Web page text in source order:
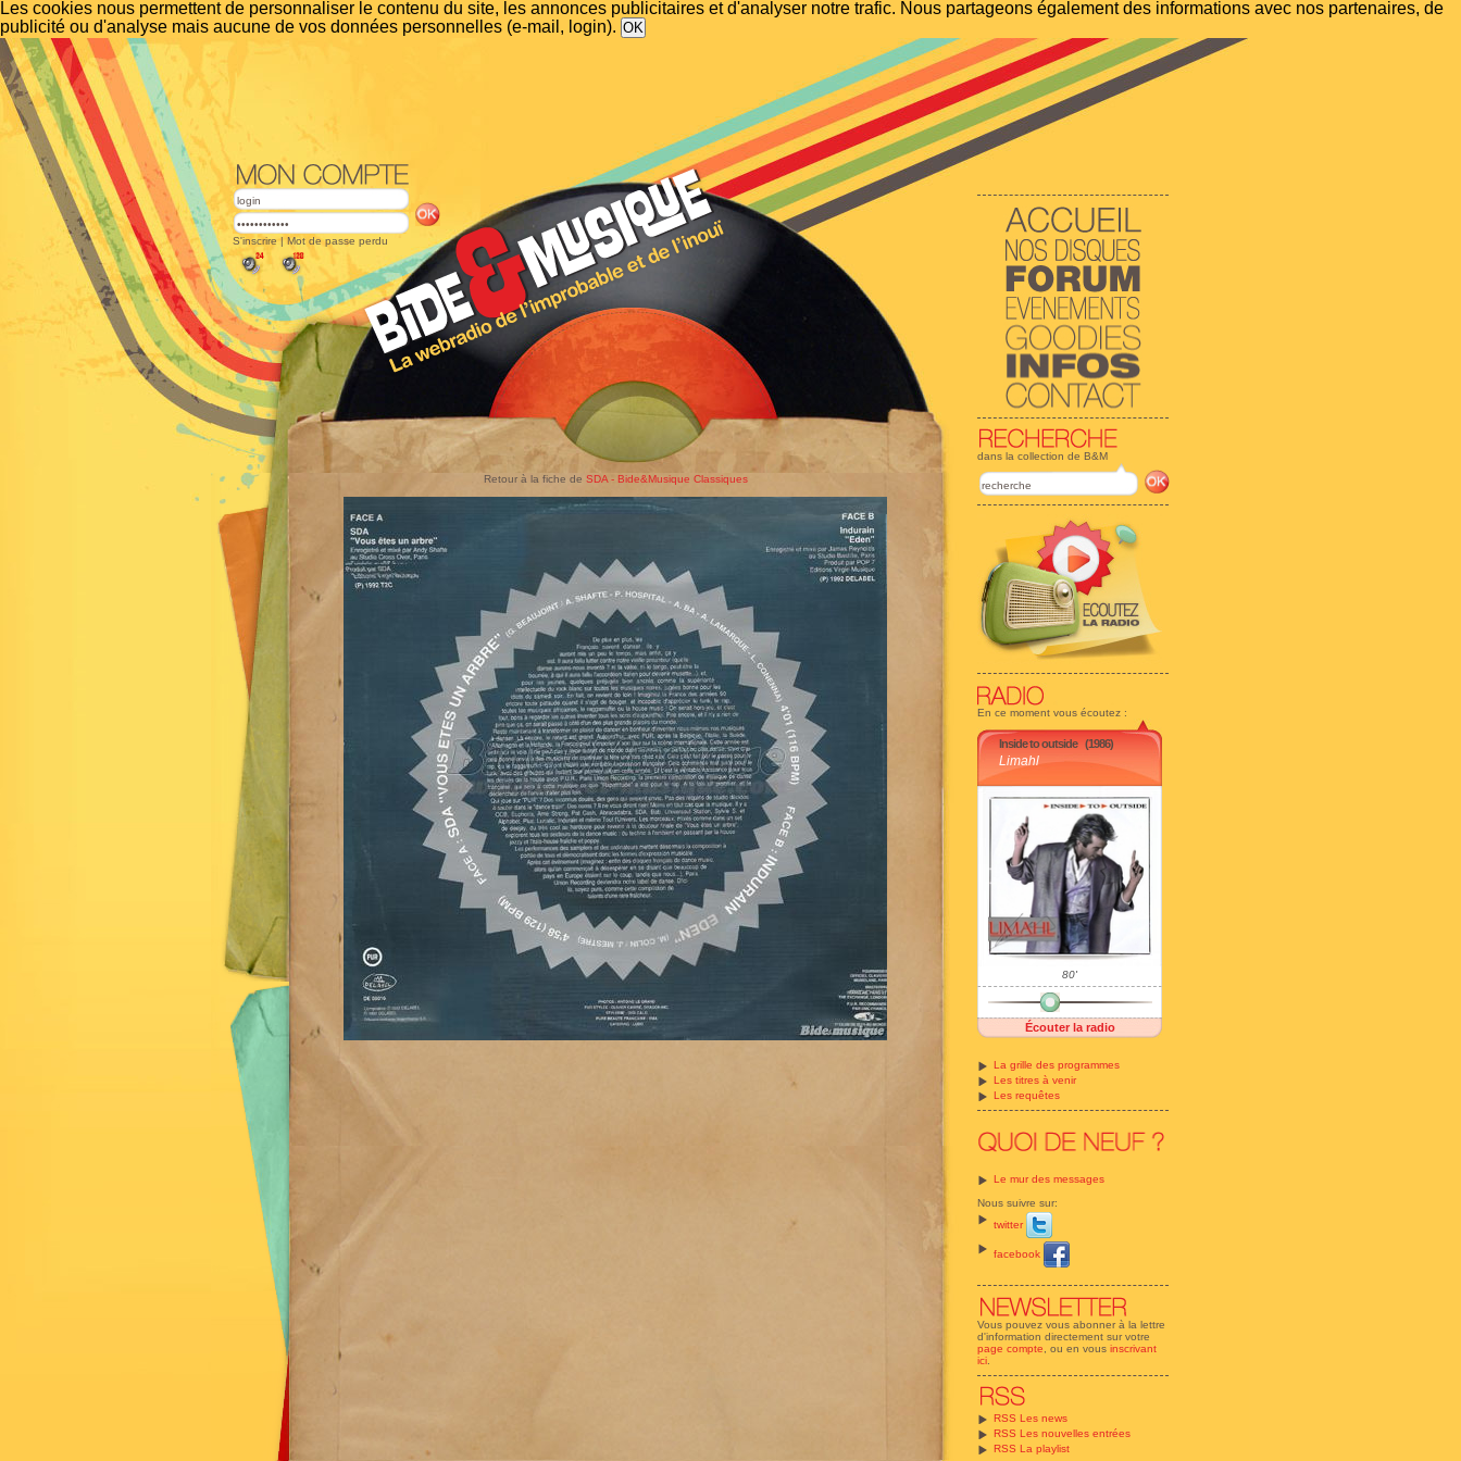
Les cookies nous permettent de personnaliser le contenu du site, les annonces publicitaires et d'analyser notre trafic. Nous partageons également des informations avec nos partenaires, de
publicité ou d'analyse mais aucune de vos données personnelles (e-mail, login).
dans la collection de B&M
En ce moment vous écoutez :
Inside to outside (1986)
Limahl
80'
Écouter la radio
La grille des programmes
Les titres à venir
Les requêtes
Le mur des messages
Nous suivre sur:
twitter
facebook
Vous pouvez vous abonner à la lettre
d'information directement sur votre
page compte , ou en vous inscrivant
ici
RSS Les news
RSS Les nouvelles entrées
RSS La playlist
S'inscrire | Mot de passe perdu
Retour à la fiche de SDA - Bide&Musique Classiques